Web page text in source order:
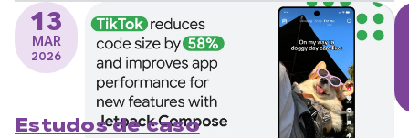
13
MAR
2026
Estudos de caso